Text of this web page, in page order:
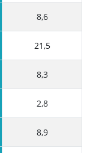
8,6
21,5
8,3
2,8
8,9